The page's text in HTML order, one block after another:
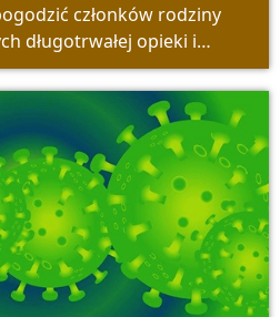
członków rodziny
długotrwałej opieki i
jednak wiele ofert